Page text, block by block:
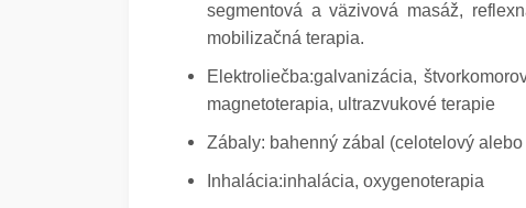
segmentová a väzivová masáž,
mobilizačná terapia.
Elektroliečba:galvanizácia,
magnetoterapia, ultrazvukové terapie
Zábaly: bahenný zábal (celotelový
Inhalácia:inhalácia, oxygenoterapia